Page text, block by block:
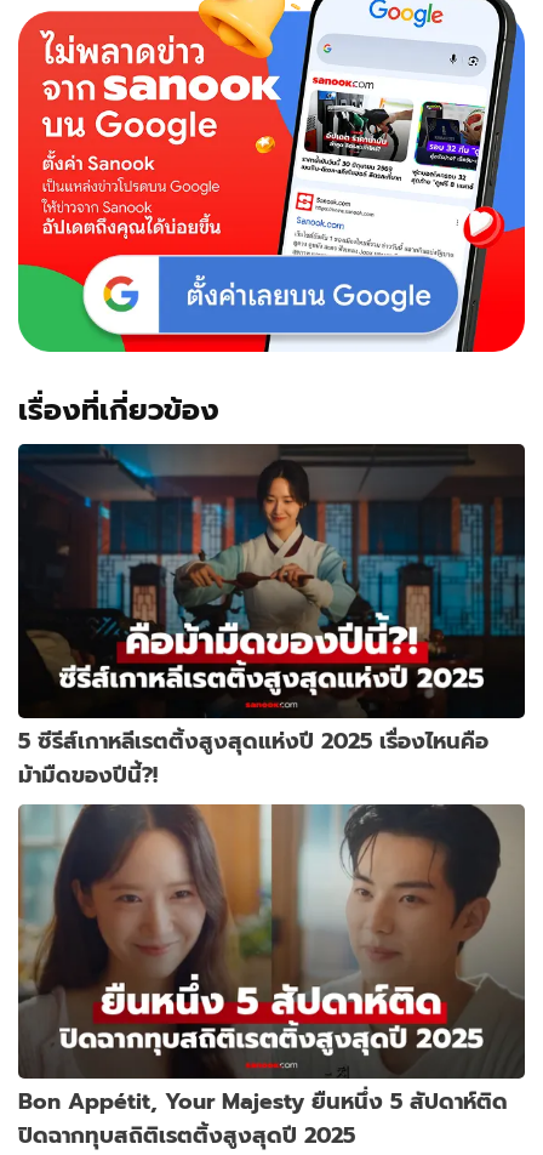
Majesty
เมนู
พิชิต
ราชา
(2025)
ย้อน
โร
แมน
คอ
เม
ดี้
เรื่องที่เกี่ยวข้อง
5 ซีรีส์เกาหลีเรตติ้งสูงสุดแห่งปี 2025 เรื่องไหนคือ
ม้ามืดของปีนี้?!
Bon Appétit, Your Majesty ยืนหนึ่ง 5 สัปดาห์ติด
ปิดฉากทุบสถิติเรตติ้งสูงสุดปี 2025